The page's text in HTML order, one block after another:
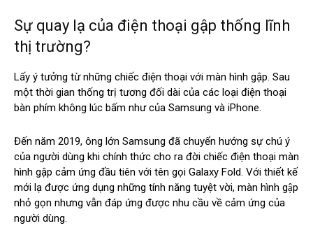
Sự quay lạ của điện thoại gập thống lĩnh
thị trường?
Lấy ý tưởng từ những chiếc điện thoại với màn hình gập. Sau
một thời gian thống trị tương đối dài của các loại điện thoại
bàn phím không lúc bấm như của Samsung và iPhone.
Đến năm 2019, ông lớn Samsung đã chuyển hướng sự chú ý
của người dùng khi chính thức cho ra đời chiếc điện thoại màn
hình gập cảm ứng đầu tiên với tên gọi Galaxy Fold. Với thiết kế
mới lạ được ứng dụng những tính năng tuyệt vời, màn hình gập
nhỏ gọn nhưng vẫn đáp ứng được nhu cầu về cảm ứng của
người dùng.